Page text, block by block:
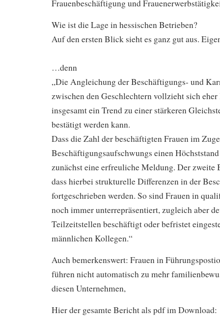
Frauenbeschäftigung und
Wie ist die Lage in hessischen Betrieben?
Auf den ersten Blick sieht es ganz gut aus.
…denn
„Die Angleichung der Beschäftigungs- und
zwischen den Geschlechtern vollzieht sich
insgesamt ein Trend zu einer stärkeren
bestätigt werden kann.
Dass die Zahl der beschäftigten Frauen im
Beschäftigungsaufschwungs einen
zunächst eine erfreuliche Meldung. Der zweite
dass hierbei strukturelle Differenzen in der
fortgeschrieben werden. So sind Frauen in
noch immer unterrepräsentiert, zugleich aber
Teilzeitstellen beschäftigt oder befristet
männlichen Kollegen.“
Auch bemerkenswert: Frauen in
führen nicht automatisch zu mehr
diesen Unternehmen,
Hier der gesamte Bericht als pdf im Download: